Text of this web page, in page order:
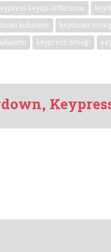
keyup difference
kullanımı keydown
keypress örneği